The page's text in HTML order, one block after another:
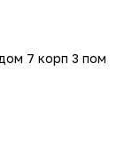
7 корп 3 пом